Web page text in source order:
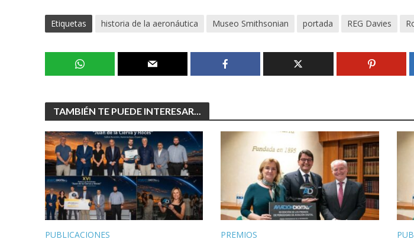
Etiquetas historia de la aeronáutica Museo Smithsonian portada REG Davies
TAMBIÉN TE PUEDE INTERESAR...
PUBLICACIONES PREMIOS